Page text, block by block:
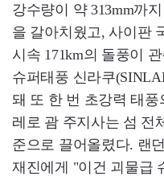
강수량이 약 313mm까
을 갈아치웠고, 사이판
시속 171km의 돌풍이
슈퍼태풍 신라쿠
돼 또 한 번 초강력 태
레로 괌 주지사는 섬 전
준으로 끌어올렸다. 랜
재진에게 "이건 괴물급